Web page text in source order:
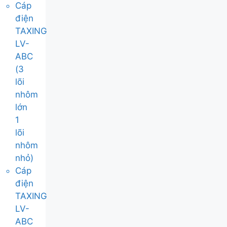
Cáp
điện
TAXING
LV-
ABC
(3
lõi
nhôm
lớn
1
lõi
nhôm
nhỏ)
Cáp
điện
TAXING
LV-
ABC